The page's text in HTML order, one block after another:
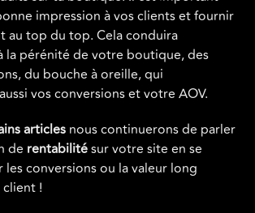
impression à vos clients et fournir
au top du top. Cela conduira
la pérénité de votre boutique, des
du bouche à oreille, qui
vos conversions et votre AOV.
articles nous continuerons de parler
de rentabilitésur votre site en se
conversions ou la valeur long
!